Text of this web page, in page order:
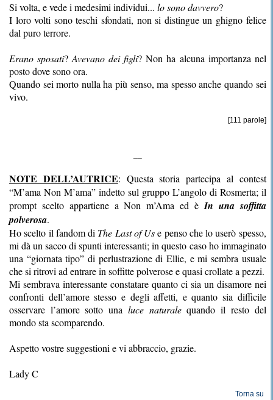
Si volta, e vede i medesimi individui... lo sono davvero?
I loro volti sono teschi sfondati, non si distingue un ghigno felice
dal puro terrore.
Erano sposati?Avevano dei figli? Non ha alcuna importanza nel
posto dove sono ora.
Quando sei morto nulla ha più senso, ma spesso anche quando sei
vivo.
[111 parole]
NOTE DELL’AUTRICE: Questa storia partecipa al contest
“M’ama Non M’ama” indetto sul gruppo L’angolo di Rosmerta; il
prompt scelto appartiene a Non m’Ama ed è In una soffitta
polverosa.
Ho scelto il fandom di The Last of Use penso che lo userò spesso,
mi dà un sacco di spunti interessanti; in questo caso ho immaginato
una “giornata tipo” di perlustrazione di Ellie, e mi sembra usuale
che si ritrovi ad entrare in soffitte polverose e quasi crollate a pezzi.
Mi sembrava interessante constatare quanto ci sia un disamore nei
confronti dell’amore stesso e degli affetti, e quanto sia difficile
osservare l’amore sotto una luce naturalequando il resto del
mondo sta scomparendo.
Aspetto vostre suggestioni e vi abbraccio, grazie.
Lady C
Torna su